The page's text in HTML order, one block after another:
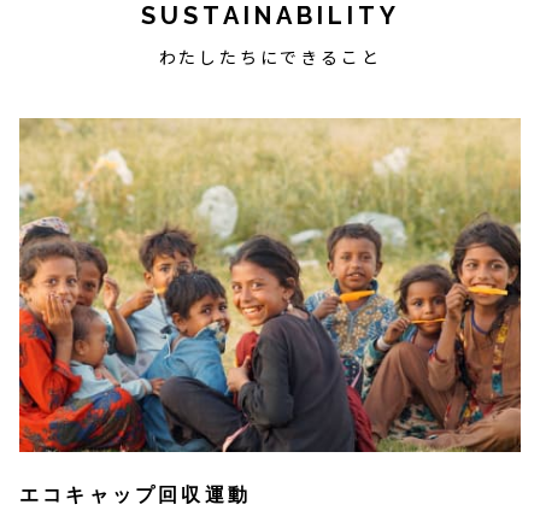
SUSTAINABILITY
わたしたちにできること
エコキャップ回収運動